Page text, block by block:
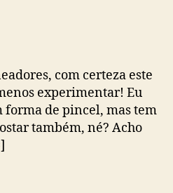
com certeza este
experimentar! Eu
forma de pincel, mas tem
também, né? Acho